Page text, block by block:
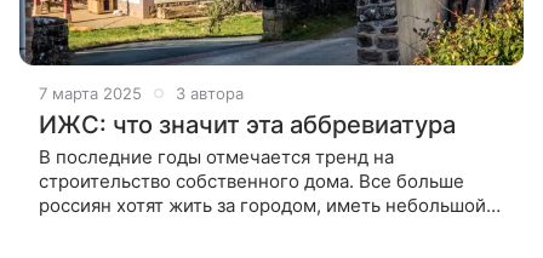
7 марта 2025 3 автора
ИЖС: что значит эта аббревиатура
В последние годы отмечается тренд на
строительство собственного дома. Все больше
россиян хотят жить за городом, иметь небольшой